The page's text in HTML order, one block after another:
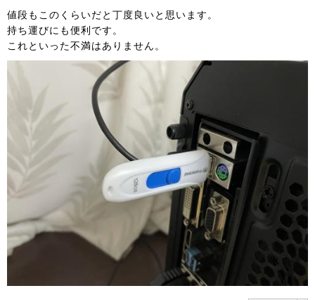
値段もこのくらいだと丁度良いと思います。
持ち運びにも便利です。
これといった不満はありません。